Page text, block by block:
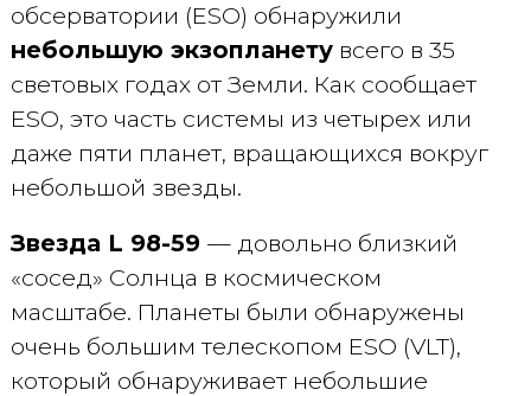
обсерватории (ESO) обнаружили
небольшую экзопланетувсего в 35
световых годах от Земли. Как сообщает
ESO, это часть системы из четырех или
даже пяти планет, вращающихся вокруг
небольшой звезды.
Звезда L 98-59 — довольно близкий
«сосед» Солнца в космическом
масштабе. Планеты были обнаружены
очень большим телескопом ESO (VLT),
который обнаруживает небольшие